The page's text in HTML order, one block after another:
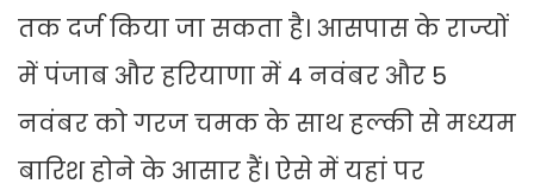
तक दर्ज किया जा सकता है। आसपास के राज्यों
में पंजाब और हरियाणा में 4 नवंबर और 5
नवंबर को गरज चमक के साथ हल्की से मध्यम
बारिश होने के आसार हैं। ऐसे में यहां पर